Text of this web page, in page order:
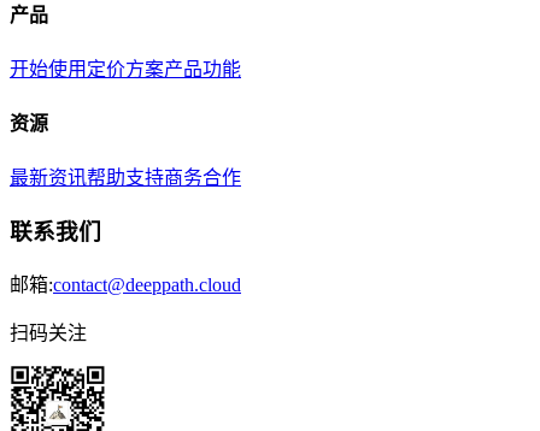
产品
开始使用 定价方案产品功能
资源
最新资讯帮助支持商务合作
联系我们
邮箱:contact@deeppath.cloud
扫码关注